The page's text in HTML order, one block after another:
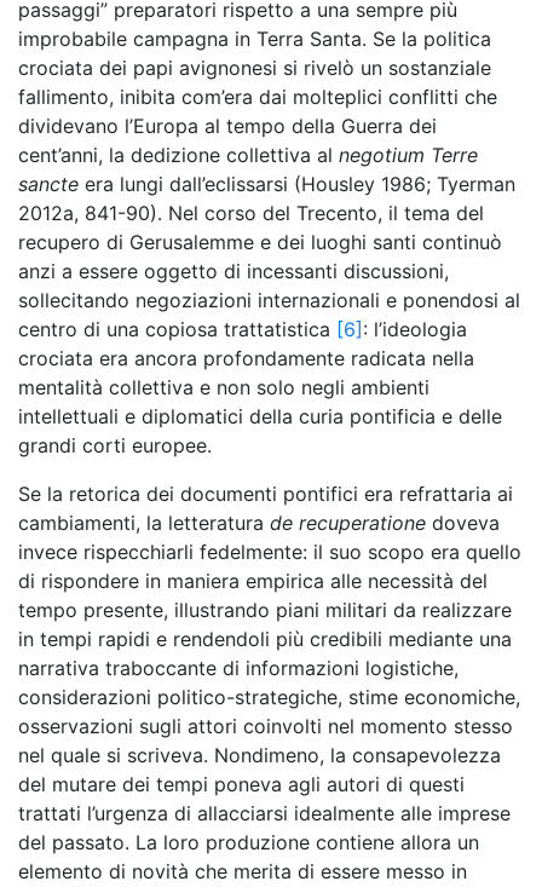
passaggi” preparatori rispetto a una sempre più
improbabile campagna in Terra Santa. Se la politica
crociata dei papi avignonesi si rivelò un sostanziale
fallimento, inibita com’era dai molteplici conflitti che
dividevano l’Europa al tempo della Guerra dei
cent’anni, la dedizione collettiva al negotium Terre
sancte era lungi dall’eclissarsi (Housley 1986; Tyerman
2012a, 841-90). Nel corso del Trecento, il tema del
recupero di Gerusalemme e dei luoghi santi continuò
anzi a essere oggetto di incessanti discussioni,
sollecitando negoziazioni internazionali e ponendosi al
centro di una copiosa trattatistica [6]: l’ideologia
crociata era ancora profondamente radicata nella
mentalità collettiva e non solo negli ambienti
intellettuali e diplomatici della curia pontificia e delle
grandi corti europee.
Se la retorica dei documenti pontifici era refrattaria ai
cambiamenti, la letteratura de recuperatione doveva
invece rispecchiarli fedelmente: il suo scopo era quello
di rispondere in maniera empirica alle necessità del
tempo presente, illustrando piani militari da realizzare
in tempi rapidi e rendendoli più credibili mediante una
narrativa traboccante di informazioni logistiche,
considerazioni politico-strategiche, stime economiche,
osservazioni sugli attori coinvolti nel momento stesso
nel quale si scriveva. Nondimeno, la consapevolezza
del mutare dei tempi poneva agli autori di questi
trattati l’urgenza di allacciarsi idealmente alle imprese
del passato. La loro produzione contiene allora un
elemento di novità che merita di essere messo in